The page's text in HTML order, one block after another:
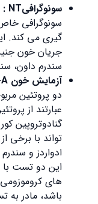
سونوگرافیNT
:
سونوگرافی خاص است
گیری می کند. این
جریان خون جنین
سندرم داون، سندرم
آزمایش خونPAPP-A
دو پروتئین مربوط به
تواند با برخی از
ادواردز و سندرم
این دو تست با هم
های کروموزومی در
باشد، مادر به تست